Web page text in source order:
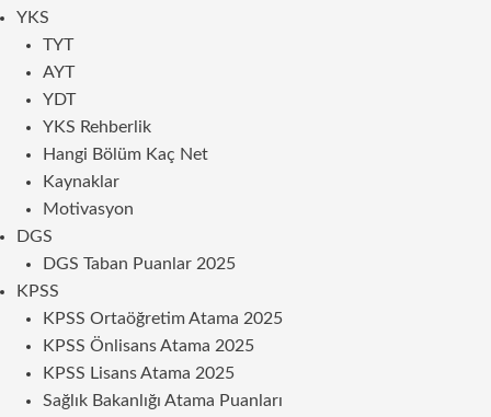
YKS
TYT
AYT
YDT
YKS Rehberlik
Hangi Bölüm Kaç Net
Kaynaklar
Motivasyon
DGS
DGS Taban Puanlar 2025
KPSS
KPSS Ortaöğretim Atama 2025
KPSS Önlisans Atama 2025
KPSS Lisans Atama 2025
Sağlık Bakanlığı Atama Puanları